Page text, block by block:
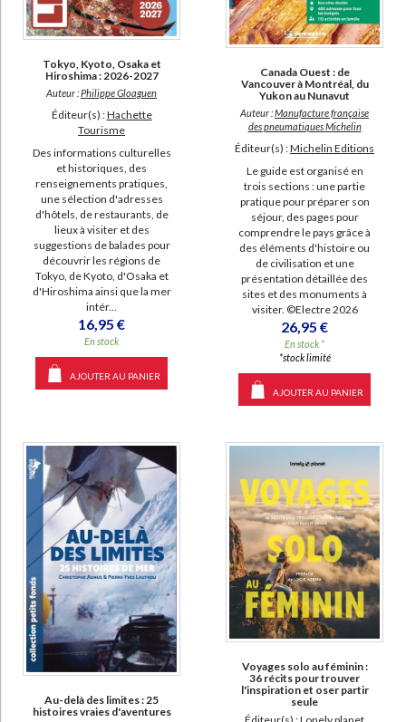
Tokyo, Kyoto, Osaka et
Hiroshima : 2026-2027
Auteur :Philippe Gloaguen
Éditeur(s) :Hachette
Tourisme
Des informations culturelles
et historiques, des
renseignements pratiques,
une sélection d'adresses
d'hôtels, de restaurants, de
lieux à visiter et des
suggestions de balades pour
découvrir les régions de
Tokyo, de Kyoto, d'Osaka et
d'Hiroshima ainsi que la mer
intér...
16,95 €
En stock
AJOUTER AU PANIER
Canada Ouest : de
Vancouver à Montréal, du
Yukon au Nunavut
Auteur :Manufacture française
des pneumatiques Michelin
Éditeur(s) :Michelin Editions
Le guide est organisé en
trois sections : une partie
pratique pour préparer son
séjour, des pages pour
comprendre le pays grâce à
des éléments d'histoire ou
de civilisation et une
présentation détaillée des
sites et des monuments à
visiter. ©Electre 2026
26,95 €
En stock *
*stock limité
AJOUTER AU PANIER
Au-delà des limites : 25
histoires vraies d'aventures
Voyages solo au féminin :
36 récits pour trouver
l'inspiration et oser partir
seule